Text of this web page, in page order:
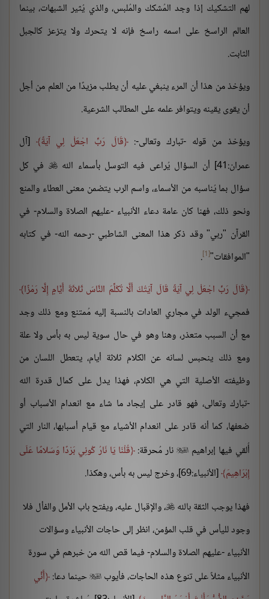
لهم التشكيك إذا وجد المُشكك والمُلبس، والذي يُثير الشبهات، بينما
العالم الراسخ على اسمه راسخ فإنه لا يتحرك ولا يتزعز كالجبل
الثابت.
ويؤخذ من هذا أن المرء ينبغي عليه أن يطلب مزيدًا من العلم من أجل
أن يقوى يقينه ويتوافر علمه على المطالب الشرعية.
ويؤخذ من قوله -تبارك وتعالى-: قَالَ رَبِّ اجْعَلْ لِي آيَةً
[آل
عمران:41] أن السؤال يُراعى فيه التوسل بأسماء الله
 في كل
سؤال بما يُناسبه من الأسماء، واسم الرب يتضمن معنى العطاء والمنع
ونحو ذلك، فهنا كان عامة دعاء الأنبياء -عليهم الصلاة والسلام- في
القرآن "ربي" وقد ذكر هذا المعنى الشاطبي -رحمه الله- في كتابه
"الموافقات"[1]
.
قَالَ رَبِّ اجْعَلْ لِي آيَةً قَالَ آيَتُكَ أَلَّا تُكَلِّمَ النَّاسَ ثَلاثَةَ أَيَّامٍ إِلَّا رَمْزًا
فمجيء الولد في مجاري العادات بالنسبة إليه مُمتنع ومع ذلك وجد
مع أن السبب متعذر، وهنا وهو في حال سوية ليس به بأس ولا علة
ومع ذلك ينحبس لسانه عن الكلام ثلاثة أيام، يتعطل اللسان من
وظيفته الأصلية التي هي الكلام، فهذا يدل على كمال قدرة الله
-تبارك وتعالى، فهو قادر على إيجاد ما شاء مع انعدام الأسباب أو
ضعفها، كما أنه قادر على انعدام الأشياء مع قيام أسبابها، النار التي
أُلقي فيها إبراهيم نار مُحرقة: قُلْنَا يَا نَارُ كُونِي بَرْدًا وَسَلامًا عَلَى
إِبْرَاهِيمَ [الأنبياء:69]، وخرج ليس به بأس، وهكذا.
فهذا يوجب الثقة بالله ، والإقبال عليه، ويفتح باب الأمل والفأل فلا
وجود لليأس في قلب المؤمن، انظر إلى حاجات الأنبياء وسؤالات
الأنبياء -عليهم الصلاة والسلام- فيما قص الله من خبرهم في سورة
الأنبياء مثلاً على تنوع هذه الحاجات، فأيوب  حينما دعا: أَنِّي